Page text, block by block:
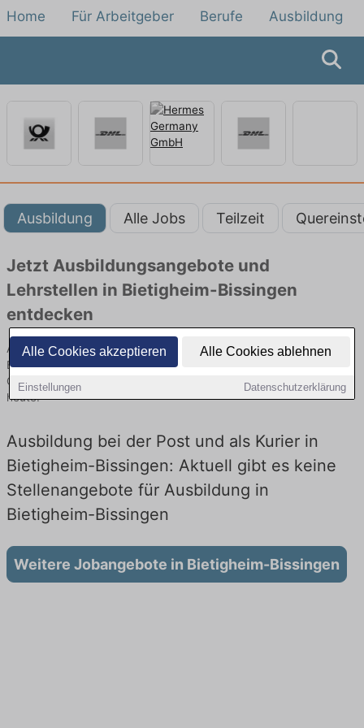
Alle Cookies akzeptieren Alle Cookies ablehnen
Einstellungen Datenschutzerklärung
Home Für Arbeitgeber Berufe Ausbildung
Ausbildung Alle Jobs Teilzeit
Jetzt Ausbildungsangebote und
Lehrstellen in Bietigheim-Bissingen
entdecken
Ausbildungsangebote bei der Post und als Kurier in Bietigheim-
Bissingen finden Sie von namhaften Firmen. Entdecken Sie freie
Optionen von Top-Arbeitgebern und bewerben Sie sich noch
heute.
Ausbildung bei der Post und als Kurier in
Bietigheim-Bissingen: Aktuell gibt es keine
Stellenangebote für Ausbildung in
Bietigheim-Bissingen
Weitere Jobangebote in Bietigheim-Bissingen